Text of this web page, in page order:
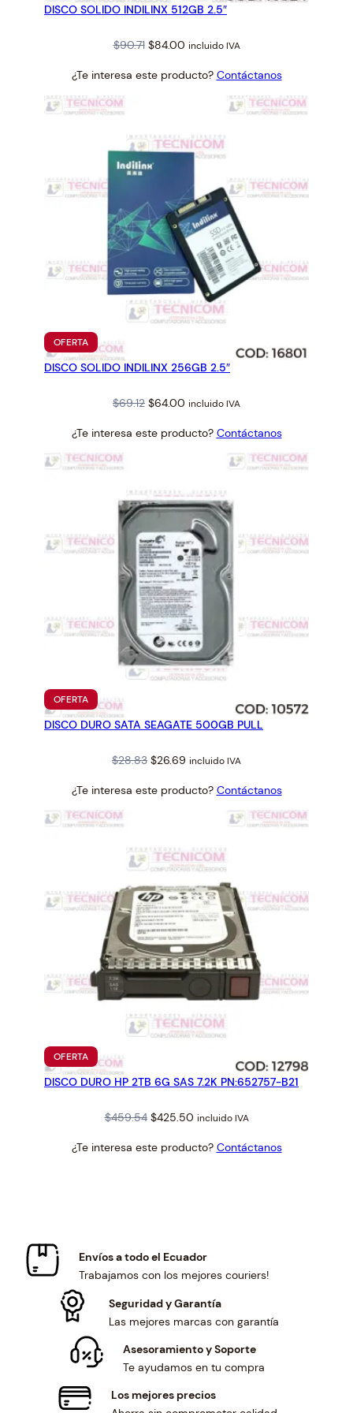
OFERTA
DISCO SOLIDO INDILINX 512GB 2.5″
$90.71 Original
was:
$84.00Current
is:
incluido IVA
¿Te interesa este producto? Contáctanos
OFERTAPRODUCTO
EN
OFERTA
DISCO SOLIDO INDILINX 256GB 2.5″
$69.12 Original
was:
$64.00 Current
is:
incluido IVA
¿Te interesa este producto? Contáctanos
OFERTAPRODUCTO
EN
OFERTA
DISCO DURO SATA SEAGATE 500GB PULL
$28.83 Original
was:
$26.69 Current
is:
incluido IVA
¿Te interesa este producto? Contáctanos
OFERTAPRODUCTO
EN
OFERTA
DISCO DURO HP 2TB 6G SAS 7.2K PN:652757-B21
$459.54 Original
was:
$425.50Current
is:
incluido IVA
¿Te interesa este producto? Contáctanos
Envíos a todo el Ecuador
Trabajamos con los mejores couriers!
Seguridad y Garantía
Las mejores marcas con garantía
Asesoramiento y Soporte
Te ayudamos en tu compra
Los mejores precios